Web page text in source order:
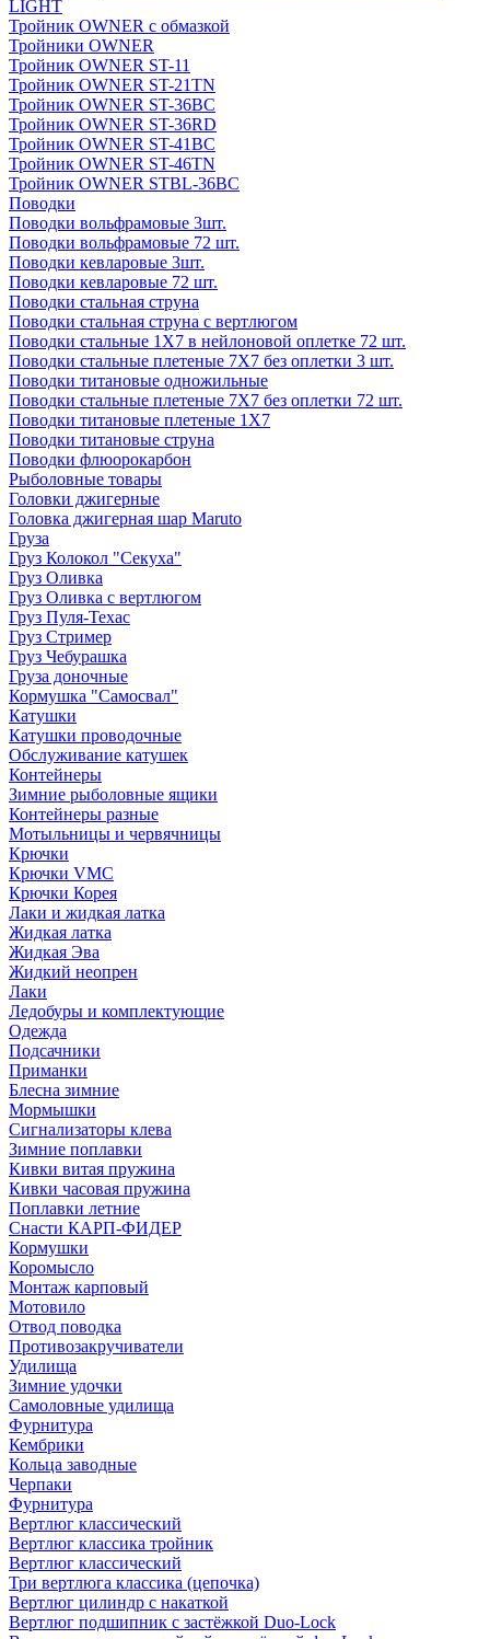
LIGHT
Тройник OWNER с обмазкой
Тройники OWNER
Тройник OWNER ST-11
Тройник OWNER ST-21TN
Тройник OWNER ST-36BC
Тройник OWNER ST-36RD
Тройник OWNER ST-41BC
Тройник OWNER ST-46TN
Тройник OWNER STBL-36BC
Поводки
Поводки вольфрамовые 3шт.
Поводки вольфрамовые 72 шт.
Поводки кевларовые 3шт.
Поводки кевларовые 72 шт.
Поводки стальная струна
Поводки стальная струна с вертлюгом
Поводки стальные 1X7 в нейлоновой оплетке 72 шт.
Поводки стальные плетеные 7X7 без оплетки 3 шт.
Поводки титановые одножильные
Поводки стальные плетеные 7X7 без оплетки 72 шт.
Поводки титановые плетеные 1X7
Поводки титановые струна
Поводки флюорокарбон
Рыболовные товары
Головки джигерные
Головка джигерная шар Maruto
Груза
Груз Колокол "Секуха"
Груз Оливка
Груз Оливка с вертлюгом
Груз Пуля-Техас
Груз Стример
Груз Чебурашка
Груза доночные
Кормушка "Самосвал"
Катушки
Катушки проводочные
Обслуживание катушек
Контейнеры
Зимние рыболовные ящики
Контейнеры разные
Мотыльницы и червячницы
Крючки
Крючки VMC
Крючки Корея
Лаки и жидкая латка
Жидкая латка
Жидкая Эва
Жидкий неопрен
Лаки
Ледобуры и комплектующие
Одежда
Подсачники
Приманки
Блесна зимние
Мормышки
Сигнализаторы клева
Зимние поплавки
Кивки витая пружина
Кивки часовая пружина
Поплавки летние
Снасти КАРП-ФИДЕР
Кормушки
Коромысло
Монтаж карповый
Мотовило
Отвод поводка
Противозакручиватели
Удилища
Зимние удочки
Самоловные удилища
Фурнитура
Кембрики
Кольца заводные
Черпаки
Фурнитура
Вертлюг классический
Вертлюг классика тройник
Вертлюг классический
Три вертлюга классика (цепочка)
Вертлюг цилиндр с накаткой
Вертлюг подшипник с застёжкой Duo-Lock